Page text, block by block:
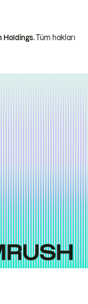
Holdings.Tüm hakları